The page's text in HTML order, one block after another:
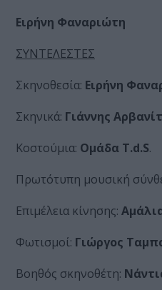
Ειρήνη Φαναριώτη
ΣΥΝΤΕΛΕΣΤΕΣ
Σκηνοθεσία: Ειρήνη
Σκηνικά: Γιάννης
Κοστούμια: Oμάδα T.d.S.
Πρωτότυπη μουσική
Επιμέλεια κίνησης:
Φωτισμοί: Γιώργος
Βοηθός σκηνοθέτη: